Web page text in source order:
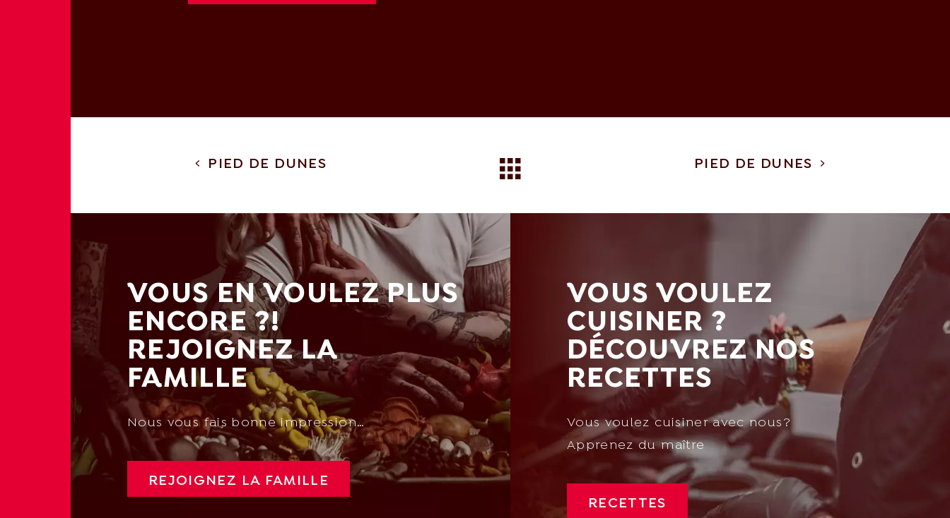
PIED DE DUNES PIED DE DUNES
VOUS EN VOULEZ PLUS
ENCORE ?!
REJOIGNEZ LA
FAMILLE
Nous vous fais bonne impression…
REJOIGNEZ LA FAMILLE
VOUS VOULEZ
CUISINER ?
DÉCOUVREZ NOS
RECETTES
Vous voulez cuisiner avec nous?
Apprenez du maître
RECETTES